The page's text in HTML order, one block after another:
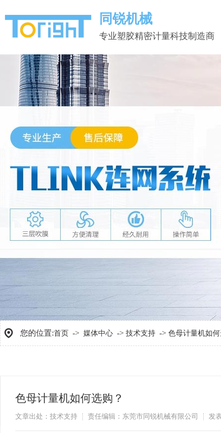
同锐机械
专业塑胶精密计量科技制造商
您的位置:首页 -> 媒体中心 -> 技术支持 -> 色母计量机如
色母计量机如何选购？
文章出处：技术支持 责任编辑：东莞市同锐机械有限公司 发